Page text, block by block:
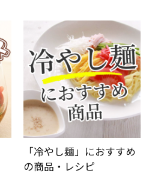
「冷やし麺」におすすめ
の商品・レシピ